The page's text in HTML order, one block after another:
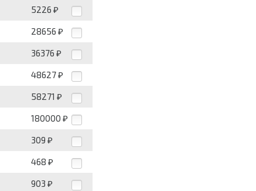
5226 ₽
28656 ₽
36376 ₽
48627 ₽
58271 ₽
180000 ₽
309 ₽
468 ₽
903 ₽